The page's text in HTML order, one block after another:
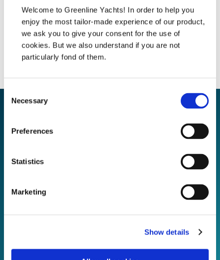
Welcome to Greenline Yachts! In order to help you
enjoy the most tailor-made experience of our product,
we ask you to give your consent for the use of
cookies. But we also understand if you are not
particularly fond of them.
Consent
Selection
Necessary
Preferences
Statistics
Marketing
Show details
tasarlanmıştır. sahipliğin en keyifli şekli , doğa dostu sorumlu
denizciliğin en üst seviyesi Greenline sahipliğinin en
cezbedici yanıdır.
www.greenlinehybrid.com
Doğa dostu sorumlu denizcilikle tanışın ve keyfini